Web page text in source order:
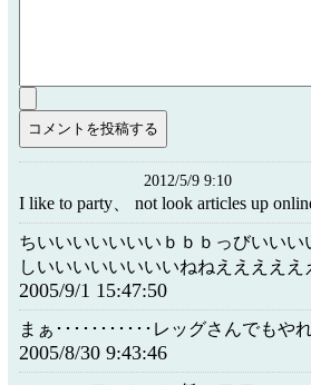
2012/5/9 9:10
I like to party、 not look articles up
ちいいいいいいいｂｂｂっびいい
しいいいいいいいいねねえええええ
2005/9/1 15:47:50
まぁ･･･････････レッグさんでもや
2005/8/30 9:43:46